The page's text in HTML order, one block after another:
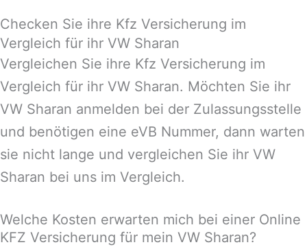
Checken Sie ihre Kfz Versicherung im
Vergleich für ihr VW Sharan
Vergleichen Sie ihre Kfz Versicherung im
Vergleich für ihr VW Sharan. Möchten Sie ihr
VW Sharan anmelden bei der Zulassungsstelle
und benötigen eine eVB Nummer, dann warten
sie nicht lange und vergleichen Sie ihr VW
Sharan bei uns im Vergleich.
Welche Kosten erwarten mich bei einer Online
KFZ Versicherung für mein VW Sharan?